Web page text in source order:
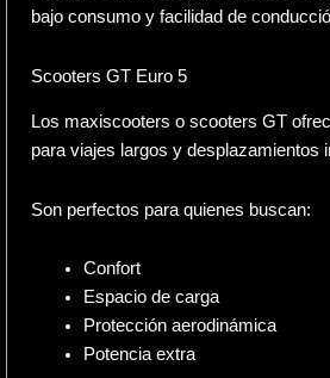
bajo consumo y facilidad de
Scooters GT Euro 5
Los maxiscooters o scooters GT
para viajes largos y desplazamientos
Son perfectos para quienes buscan:
Confort
Espacio de carga
Protección aerodinámica
Potencia extra